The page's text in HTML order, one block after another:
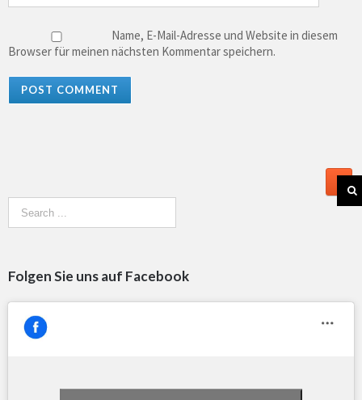
Name, E-Mail-Adresse und Website in diesem
Browser für meinen nächsten Kommentar speichern.
Folgen Sie uns auf Facebook